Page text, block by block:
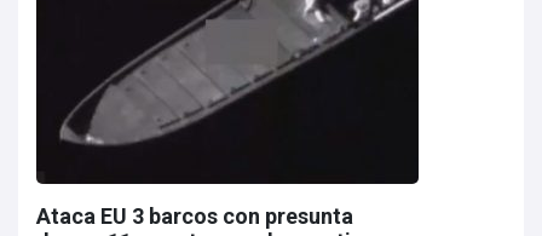
Ataca EU 3 barcos con presunta